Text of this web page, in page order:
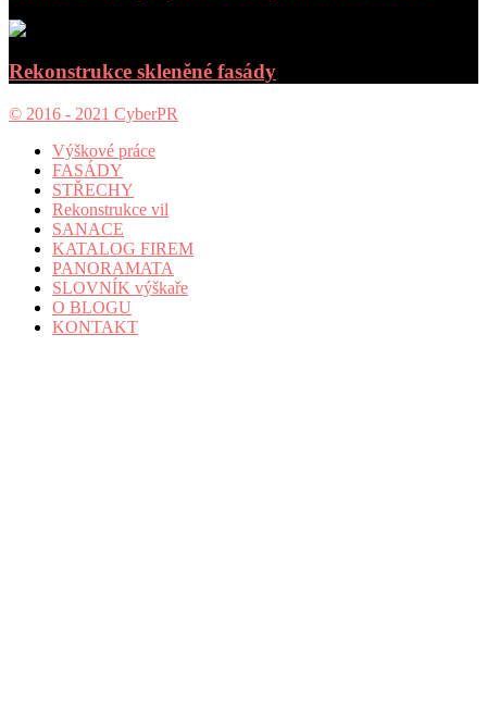
Rekonstrukce skleněné fasády
© 2016 - 2021 CyberPR
Výškové práce
FASÁDY
STŘECHY
Rekonstrukce vil
SANACE
KATALOG FIREM
PANORAMATA
SLOVNÍK výškaře
O BLOGU
KONTAKT